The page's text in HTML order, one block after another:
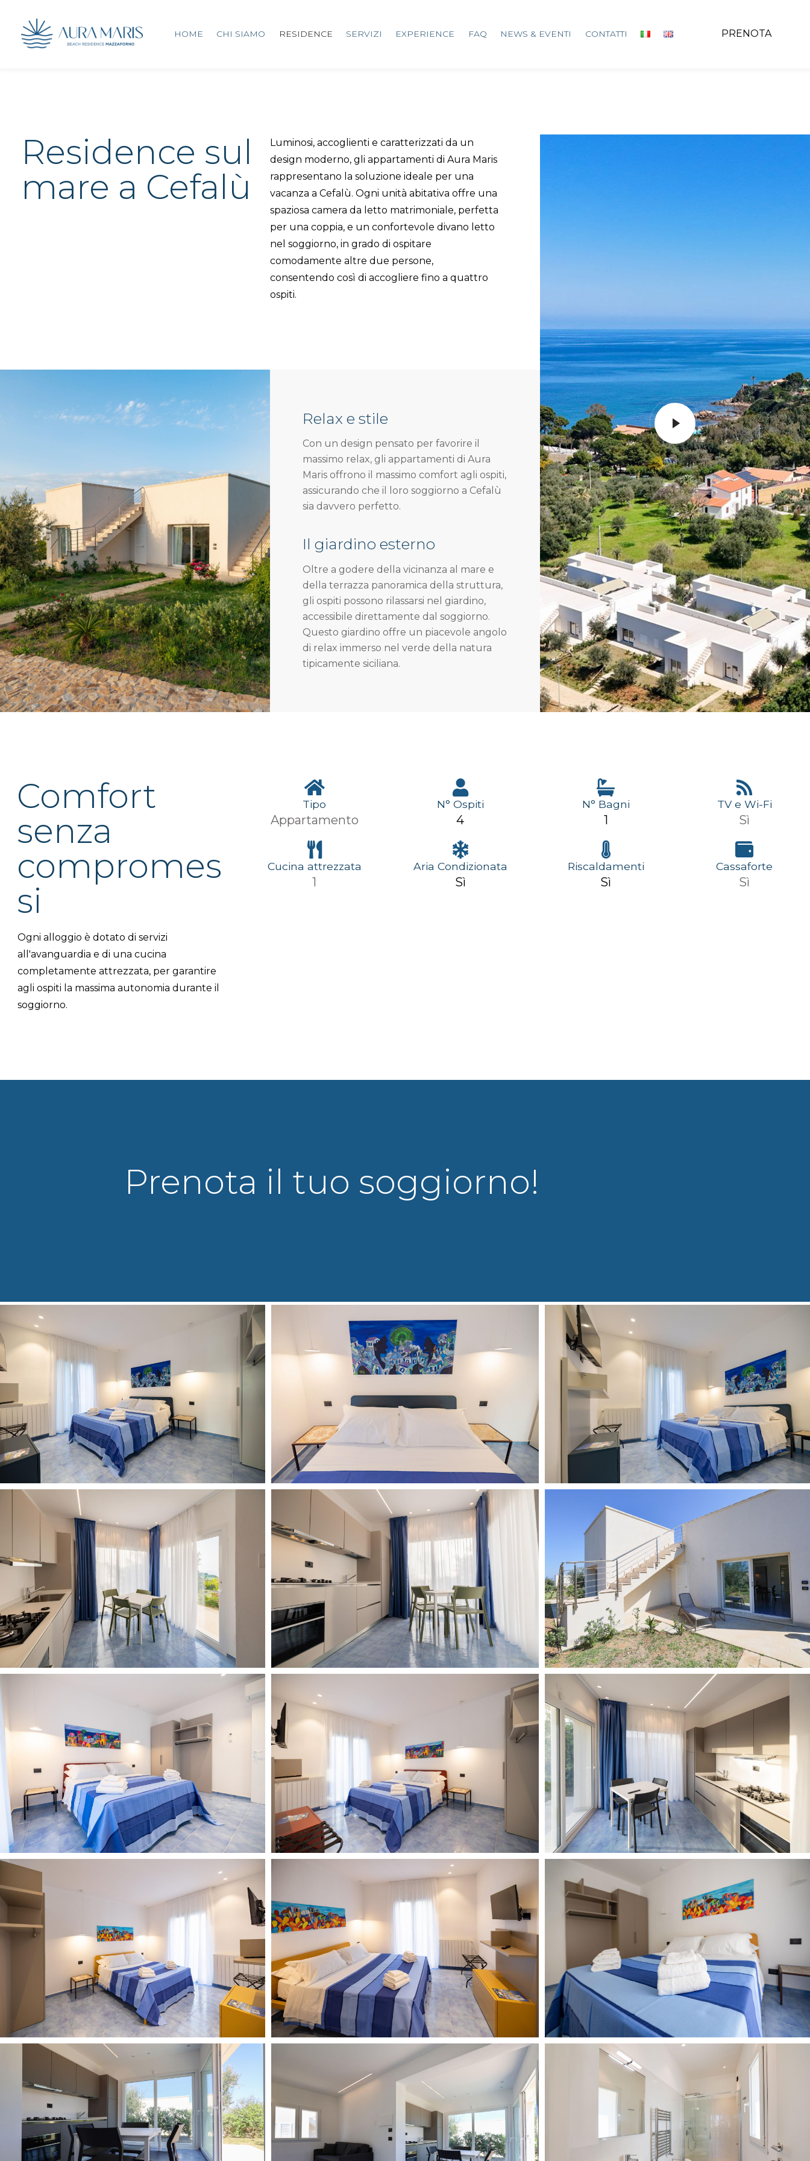
HOME CHI SIAMO RESIDENCE SERVIZI EXPERIENCE FAQ NEWS & EVENTI CONTATTI PRENOTA
Residence sul
mare a Cefalù
Luminosi, accoglienti e caratterizzati da un
design moderno, gli appartamenti di Aura Maris
rappresentano la soluzione ideale per una
vacanza a Cefalù. Ogni unità abitativa offre una
spaziosa camera da letto matrimoniale, perfetta
per una coppia, e un confortevole divano letto
nel soggiorno, in grado di ospitare
comodamente altre due persone,
consentendo così di accogliere fino a quattro
ospiti.
Relax e stile
Con un design pensato per favorire il
massimo relax, gli appartamenti di Aura
Maris offrono il massimo comfort agli ospiti,
assicurando che il loro soggiorno a Cefalù
sia davvero perfetto.
Il giardino esterno
Oltre a godere della vicinanza al mare e
della terrazza panoramica della struttura,
gli ospiti possono rilassarsi nel giardino,
accessibile direttamente dal soggiorno.
Questo giardino offre un piacevole angolo
di relax immerso nel verde della natura
tipicamente siciliana.
Comfort
senza
compromes
si
Ogni alloggio è dotato di servizi
all'avanguardia e di una cucina
completamente attrezzata, per garantire
agli ospiti la massima autonomia durante il
soggiorno.
Tipo
Appartamento
Cucina attrezzata
1
N° Ospiti
4
Aria Condizionata
Sì
N° Bagni
1
Riscaldamenti
Sì
TV e Wi-Fi
Sì
Cassaforte
Sì
Prenota il tuo soggiorno!